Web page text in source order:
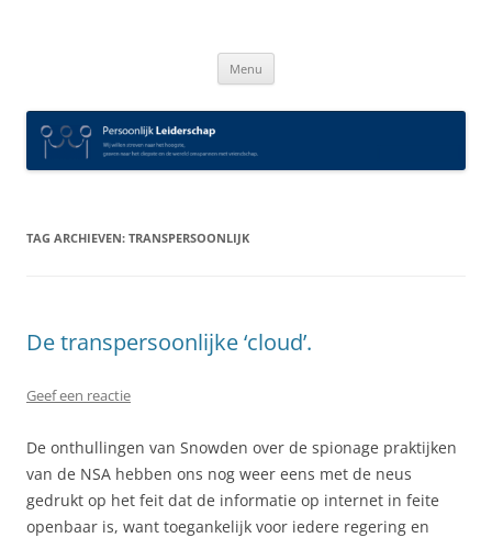
Menu
TAG ARCHIEVEN: TRANSPERSOONLIJK
De transpersoonlijke ‘cloud’.
Geef een reactie
De onthullingen van Snowden over de spionage praktijken
van de NSA hebben ons nog weer eens met de neus
gedrukt op het feit dat de informatie op internet in feite
openbaar is, want toegankelijk voor iedere regering en